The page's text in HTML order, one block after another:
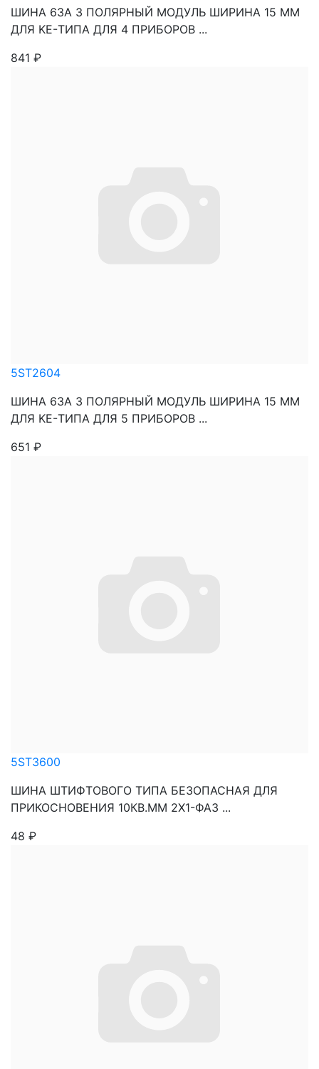
ШИНА 63A 3 ПОЛЯРНЫЙ МОДУЛЬ ШИРИНА 15 MM
ДЛЯ KE-ТИПА ДЛЯ 4 ПРИБОРОВ ...
841 ₽
5ST2604
ШИНА 63A 3 ПОЛЯРНЫЙ МОДУЛЬ ШИРИНА 15 MM
ДЛЯ KE-ТИПА ДЛЯ 5 ПРИБОРОВ ...
651 ₽
5ST3600
ШИНА ШТИФТОВОГО ТИПА БЕЗОПАСНАЯ ДЛЯ
ПРИКОСНОВЕНИЯ 10КВ.ММ 2Х1-ФАЗ ...
48 ₽